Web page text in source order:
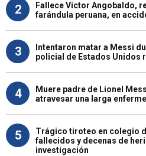
2
Fallece Víctor Angobaldo,
farándula peruana, en
3
Intentaron matar a Messi
policial de Estados Unidos
4
Muere padre de Lionel
atravesar una larga
5
Trágico tiroteo en colegio
fallecidos y decenas de
investigación